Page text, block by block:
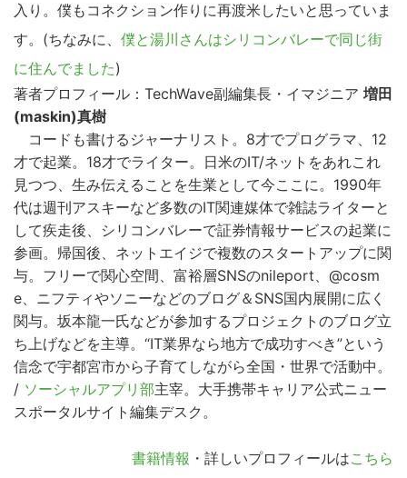
入り。僕もコネクション作りに再渡米したいと思っていま
す。(ちなみに、 僕と湯川さんはシリコンバレーで同じ街
に住んでました)
著者プロフィール：TechWave副編集長・イマジニア 増田
(maskin)真樹
コードも書けるジャーナリスト。8才でプログラマ、12
才で起業。18才でライター。日米のIT/ネットをあれこれ
見つつ、生み伝えることを生業として今ここに。1990年
代は週刊アスキーなど多数のIT関連媒体で雑誌ライターと
して疾走後、シリコンバレーで証券情報サービスの起業に
参画。帰国後、ネットエイジで複数のスタートアップに関
与。フリーで関心空間、富裕層SNSのnileport、@cosm
e、ニフティやソニーなどのブログ＆SNS国内展開に広く
関与。坂本龍一氏などが参加するプロジェクトのブログ立
ち上げなどを主導。“IT業界なら地方で成功すべき”という
信念で宇都宮市から子育てしながら全国・世界で活動中。
/ ソーシャルアプリ部主宰。大手携帯キャリア公式ニュー
スポータルサイト編集デスク。
書籍情報 ・詳しいプロフィールはこちら